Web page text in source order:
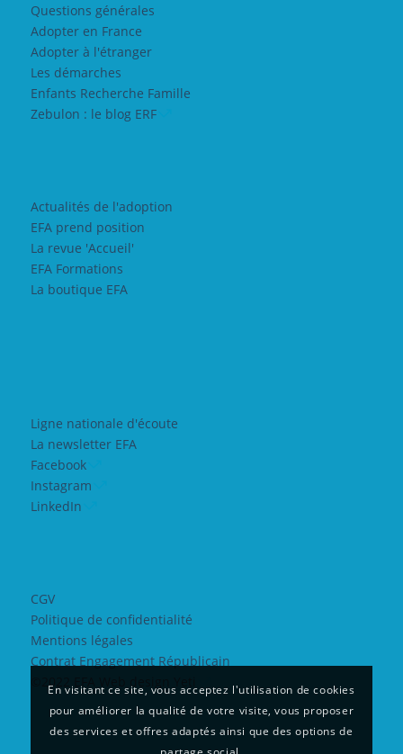
Questions générales
Adopter en France
Adopter à l'étranger
Les démarches
Enfants Recherche Famille
Zebulon : le blog ERF
Actualités de l'adoption
EFA prend position
La revue 'Accueil'
EFA Formations
La boutique EFA
Ligne nationale d'écoute
La newsletter EFA
Facebook
Instagram
LinkedIn
CGV
Politique de confidentialité
Mentions légales
Contrat Engagement Républicain
En visitant ce site, vous acceptez l'utilisation de cookies
pour améliorer la qualité de votre visite, vous proposer
des services et offres adaptés ainsi que des options de